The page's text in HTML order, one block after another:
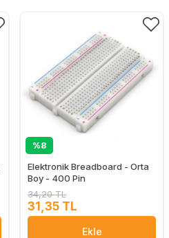
%8
Elektronik Breadboard - Orta
Boy - 400 Pin
34,20 TL
31,35 TL
Ekle